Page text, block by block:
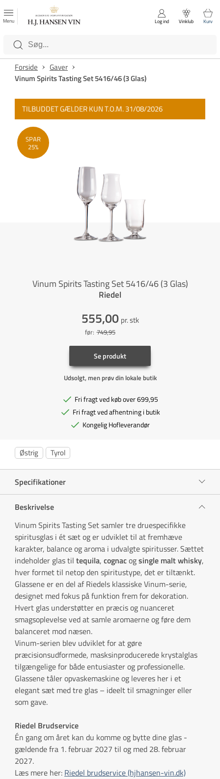
Luk
Kategorier
Menu Log ind Vinklub Kurv
Forside
Gaver
Vinum Spirits Tasting Set 5416/46 (3 Glas)
TILBUDDET GÆLDER KUN T.O.M. 31/08/2026
SPAR
25%
Vinum Spirits Tasting Set 5416/46 (3 Glas)
Riedel
555,00 pr. stk
før: 749,95
Se produkt
Udsolgt, men prøv din lokale butik
Fri fragt ved køb over 699,95
Fri fragt ved afhentning i butik
Kongelig Hofleverandør
Østrig Tyrol
Specifikationer
Beskrivelse
Vinum Spirits Tasting Set samler tre druespecifikke
spiritusglas i ét sæt og er udviklet til at fremhæve
karakter, balance og aroma i udvalgte spiritusser. Sættet
indeholder glas til tequila, cognacogsingle malt whisky,
hver formet til netop den spiritustype, det er tiltænkt.
Glassene er en del af Riedels klassiske Vinum-serie,
designet med fokus på funktion frem for dekoration.
Hvert glas understøtter en præcis og nuanceret
smagsoplevelse ved at samle aromaerne og føre dem
balanceret mod næsen.
Vinum-serien blev udviklet for at gøre
præcisionsudformede, masksinproducerede krystalglas
tilgængelige for både entusiaster og professionelle.
Glassene tåler opvaskemaskine og leveres her i et
elegant sæt med tre glas – ideelt til smagninger eller
som gave.
Riedel Brudservice
Én gang om året kan du komme og bytte dine glas -
gældende fra 1. februar 2027 til og med 28. februar
2027.
Læs mere her: Riedel brudservice (hjhansen-vin.dk)